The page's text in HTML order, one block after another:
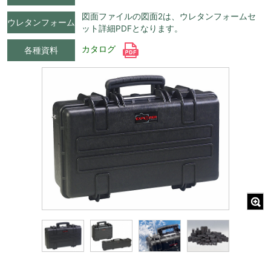
ウレタンフォーム
図面ファイルの図面2は、ウレタンフォームセ
ット詳細PDFとなります。
各種資料 カタログ